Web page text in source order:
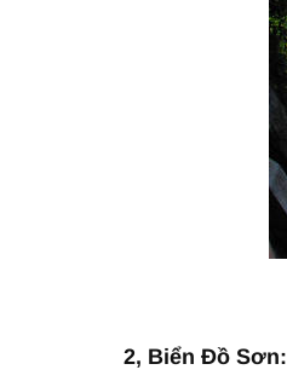
2, Biển Đồ Sơn: